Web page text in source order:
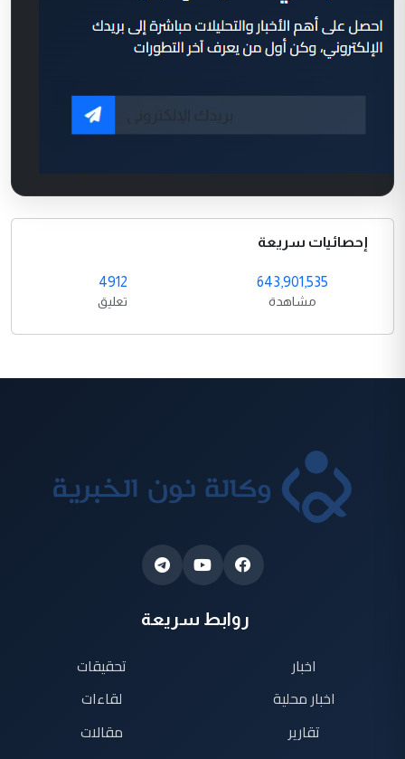
إحصائيات سريعة
643,901,535
مشاهدة
4912
تعليق
روابط سريعة
اخبار
اخبار محلية
تقارير
تحقيقات
لقاءات
مقالات